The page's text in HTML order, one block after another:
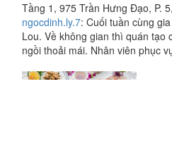
Tầng 1, 975 Trần Hưng Đạo, P.
ngocdinh.ly.7: Cuối tuần cùng
Lou. Về không gian thì quán tạo
ngồi thoải mái. Nhân viên phục